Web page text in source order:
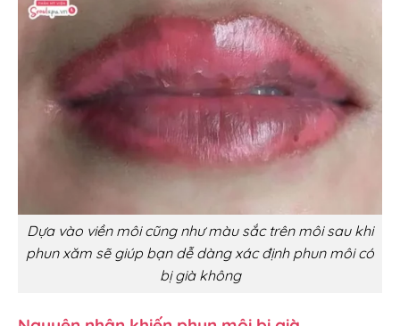
Dựa vào viền môi cũng như màu sắc trên môi sau khi
phun xăm sẽ giúp bạn dễ dàng xác định phun môi có
bị già không